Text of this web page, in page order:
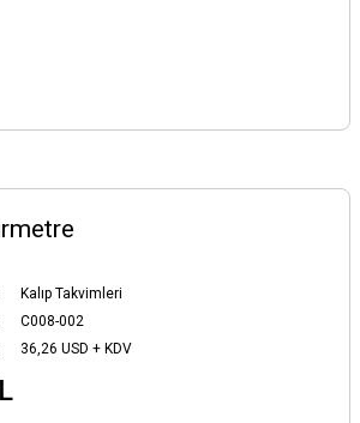
Kalıp Takvimleri
C008-002
36,26 USD + KDV